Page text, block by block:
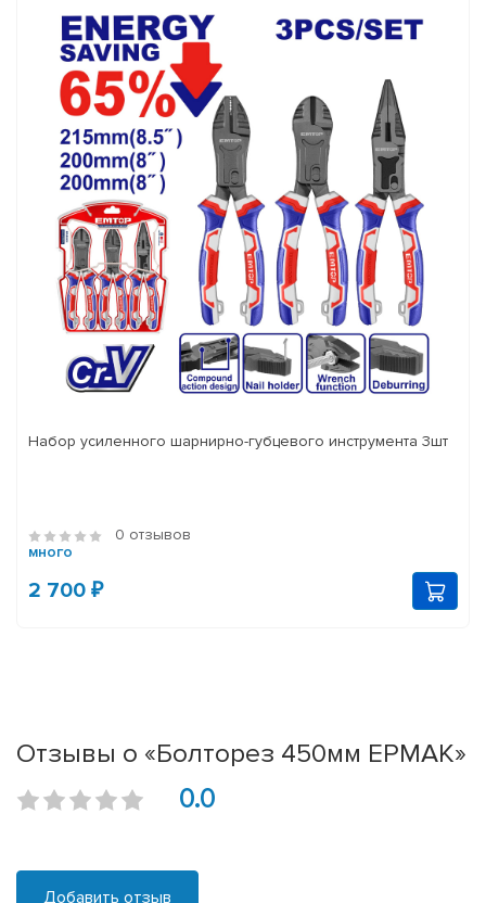
Набор усиленного шарнирно-губцевого инструмента 3шт
0 отзывов
много
2 700 ₽
Отзывы о «Болторез 450мм ЕРМАК»
0.0
Добавить отзыв